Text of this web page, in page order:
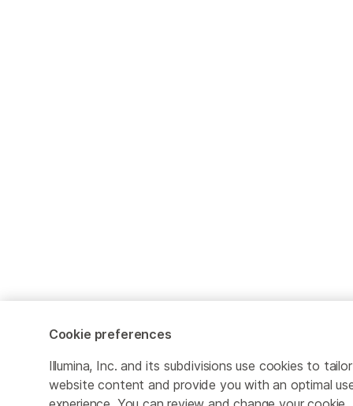
Cookie preferences
Illumina, Inc. and its subdivisions use cookies to tailor
website content and provide you with an optimal